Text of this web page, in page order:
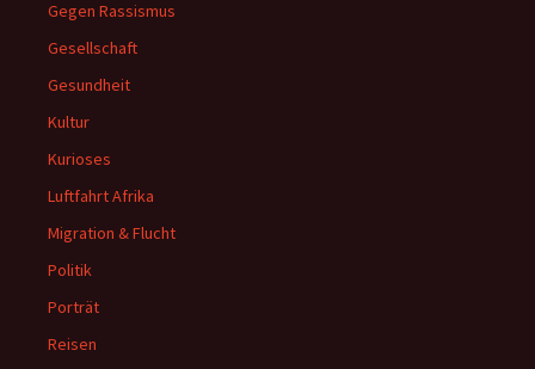
Gegen Rassismus
Gesellschaft
Gesundheit
Kultur
Kurioses
Luftfahrt Afrika
Migration & Flucht
Politik
Porträt
Reisen